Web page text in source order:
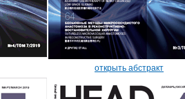
открыть абстракт